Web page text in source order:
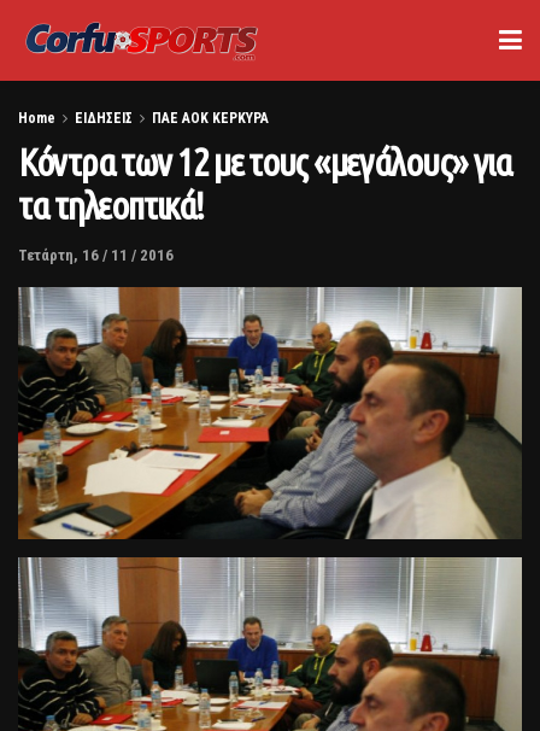
Home ΕΙΔΗΣΕΙΣ ΠΑΕ ΑΟΚ ΚΕΡΚΥΡΑ
Κόντρα των 12 με τους «μεγάλους» για
τα τηλεοπτικά!
Τετάρτη, 16 / 11 / 2016